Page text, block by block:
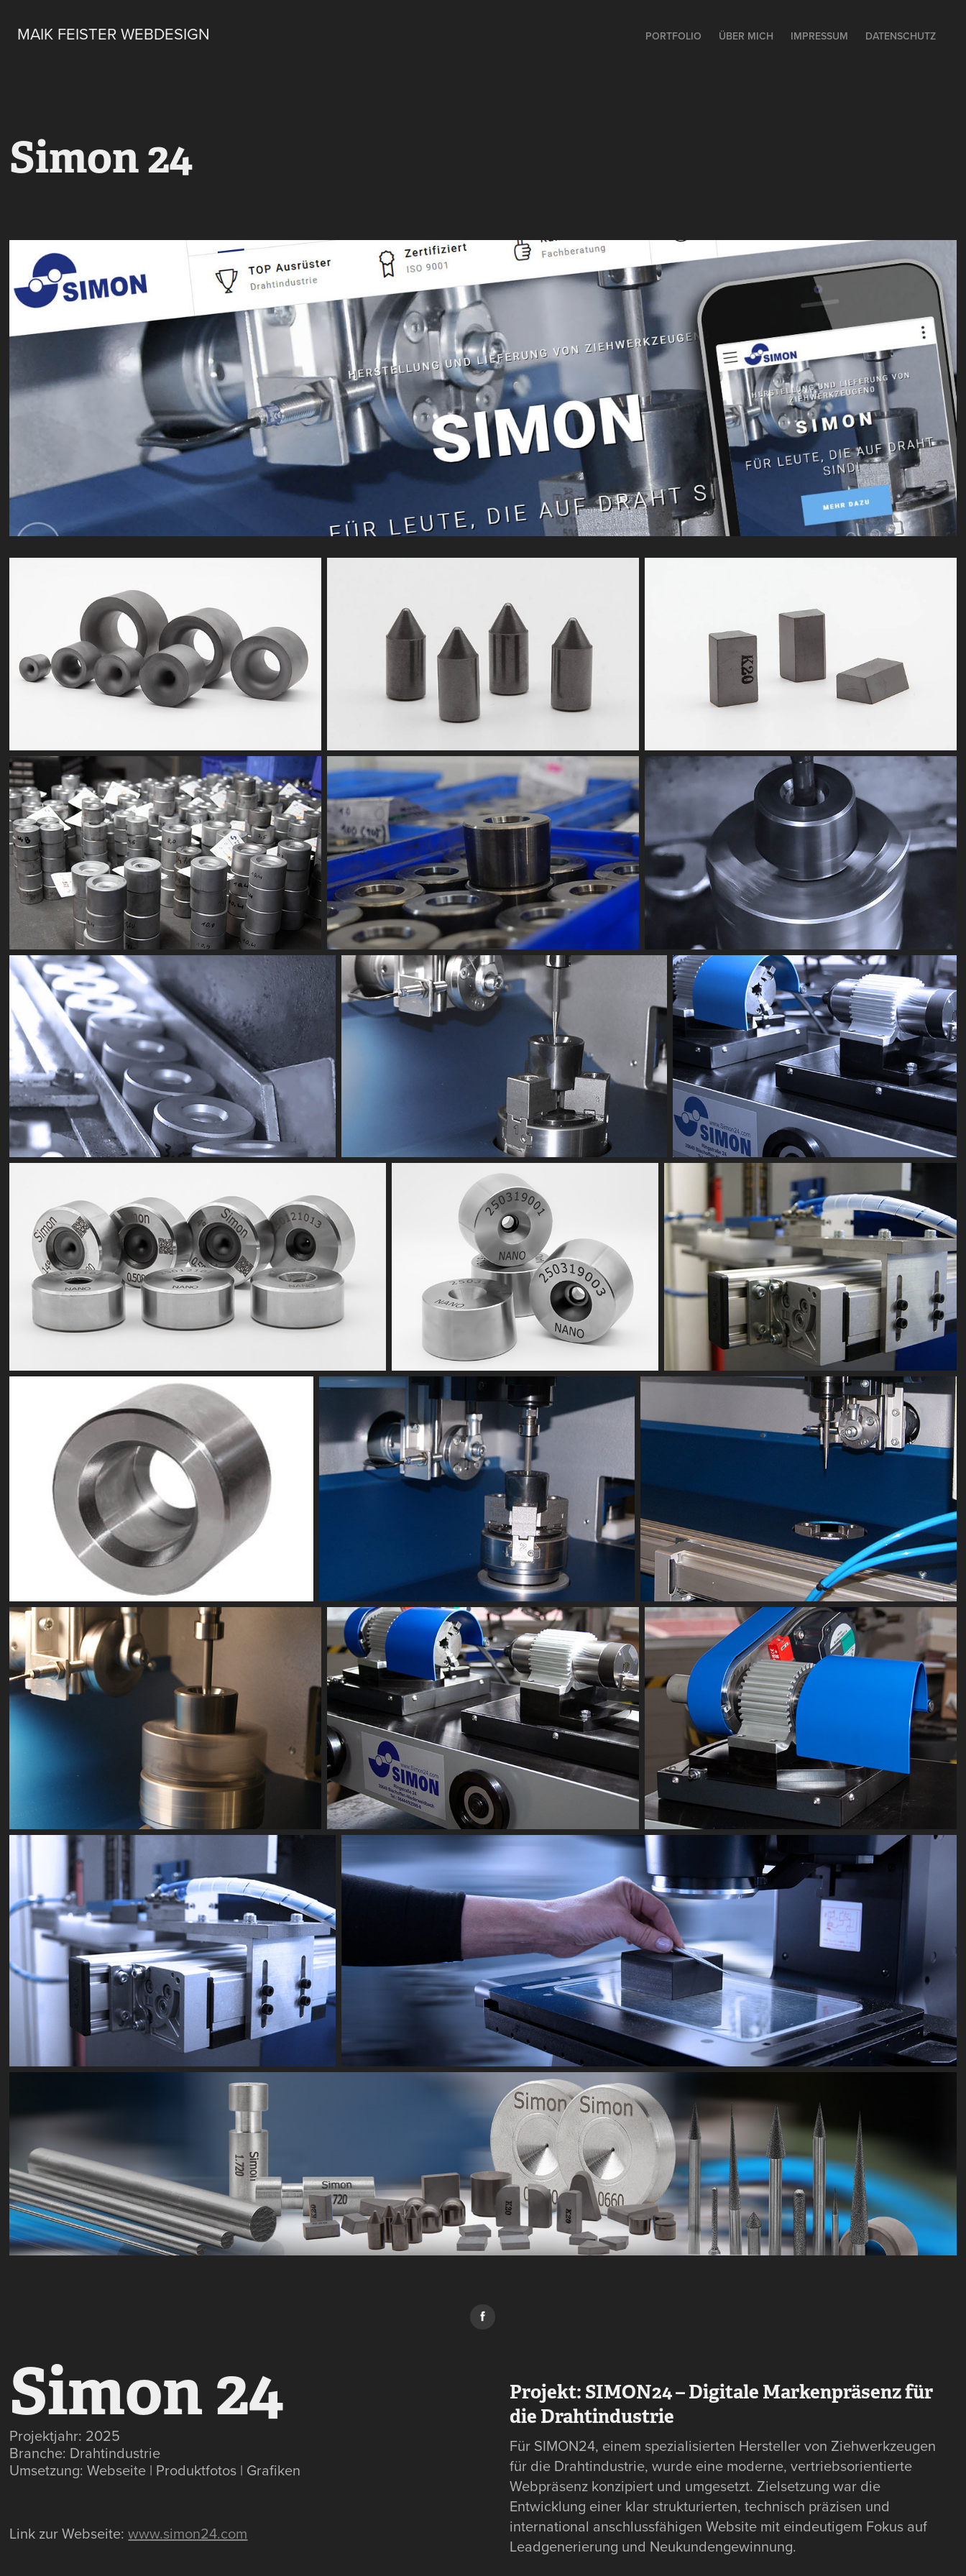
MAIK FEISTER WEBDESIGN PORTFOLIO ÜBER MICH IMPRESSUM DATENSCHUTZ
Simon 24
Simon 24
Projektjahr: 2025
Branche: Drahtindustrie
Umsetzung: Webseite | Produktfotos | Grafiken
Link zur Webseite:www.simon24.com
Projekt: SIMON24 – Digitale Markenpräsenz für
die Drahtindustrie
Für SIMON24, einem spezialisierten Hersteller von Ziehwerkzeugen
für die Drahtindustrie, wurde eine moderne, vertriebsorientierte
Webpräsenz konzipiert und umgesetzt. Zielsetzung war die
Entwicklung einer klar strukturierten, technisch präzisen und
international anschlussfähigen Website mit eindeutigem Fokus auf
Leadgenerierung und Neukundengewinnung.